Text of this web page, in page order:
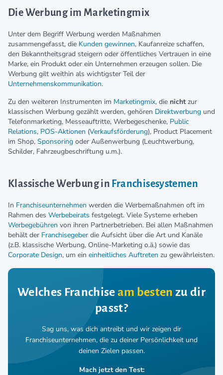
Die Werbung im Marketingmix
Unter dem Begriff Werbung werden Maßnahmen
zusammengefasst, die Kunden gewinnen, Kaufanreize schaffen,
den Bekanntheitsgrad steigern oder öffentliches Vertrauen in eine
Marke, ein Produkt oder ein Unternehmen erzeugen sollen. Die
Werbung gilt weithin als wichtigster Teil der
Unternehmenskommunikation.
Zu den weiteren Instrumenten im Marketingmix, die nichtzur
klassischen Werbung gezählt werden, gehören Direktwerbung und
Telefonmarketing, Messeauftritte, Werbegeschenke, Public
Relations, POS-Aktionen (Verkaufsförderung), Product Placement
im Shop, Sponsoring oder Außenwerbung (Leuchtwerbung,
Schilder, Fahrzeugbeschriftung u.m.).
Klassische Werbung in Franchisesystemen
In Franchiseunternehmen werden die Werbemaßnahmen oft im
Rahmen des Werbebeirats festgelegt. Viele Systeme erheben
Werbegebühren von ihren Partnerbetrieben. Bei allen Maßnahmen
behält der Franchisegeber die Aufsicht über die Art und Kanäle
(z.B. klassische Werbung, Online-Marketing o.ä.) sowie das
Corporate Design, um ein einheitliches Auftreten zu gewährleisten.
Welches Franchiseam besten zu dir
passt?
Sag uns, was dich antreibt und wir zeigen dir
Franchiseunternehmen, die zu deiner Persönlichkeit und
deinen Zielen passen.
Mach jetzt den Test: